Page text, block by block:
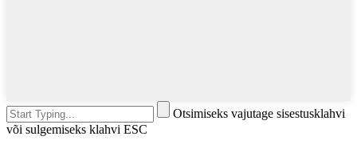
Otsimiseks vajutage sisestusklahvi
või sulgemiseks klahvi ESC